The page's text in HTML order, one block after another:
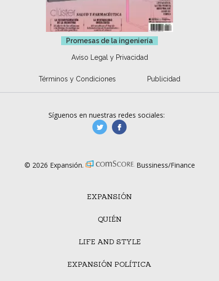
Promesas de la ingeniería
Aviso Legal y Privacidad
Términos y Condiciones Publicidad
EXPANSIÓN
QUIÉN
LIFE AND STYLE
EXPANSIÓN POLÍTICA
Síguenos en nuestras redes sociales:
manufacturaGE
© 2026 Expansión. Bussiness/Finance